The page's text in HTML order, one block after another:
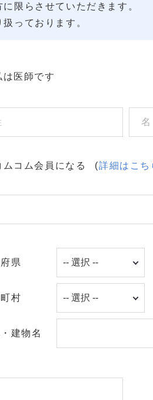
限らさせていただきます。
っております。
は医師です
ムコム会員になる (詳細はこち
県
村
建物名